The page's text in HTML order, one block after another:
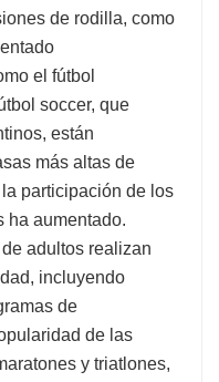
de rodilla, como
el fútbol
soccer, que
están
más altas de
participación de los
ha aumentado.
adultos realizan
incluyendo
de
de las
y triatlones,